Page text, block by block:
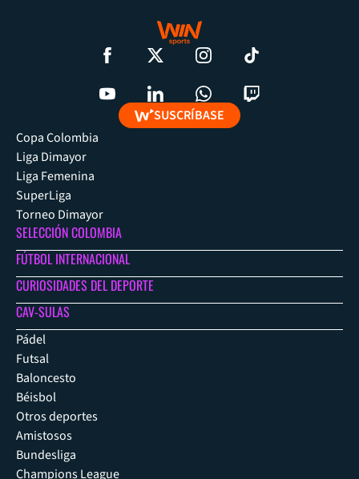
SUSCRÍBASE
Copa Colombia
Liga Dimayor
Liga Femenina
SuperLiga
Torneo Dimayor
SELECCIÓN COLOMBIA
FÚTBOL INTERNACIONAL
CURIOSIDADES DEL DEPORTE
CAV-SULAS
Pádel
Futsal
Baloncesto
Béisbol
Otros deportes
Amistosos
Bundesliga
Champions League